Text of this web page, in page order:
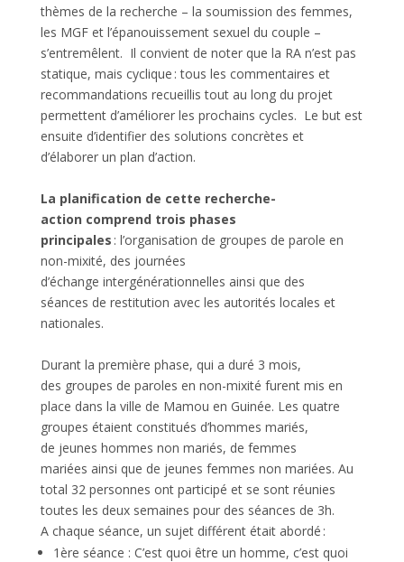
thèmes de la recherche – la soumission des femmes,
les MGF et l’épanouissement sexuel du couple –
s’entremêlent. Il convient de noter que la RA n’est pas
statique, mais cyclique : tous les commentaires et
recommandations recueillis tout au long du projet
permettent d’améliorer les prochains cycles. Le but est
ensuite d’identifier des solutions concrètes et
d’élaborer un plan d’action.
La planification de cette recherche-
action comprend trois phases
principales : l’organisation de groupes de parole en
non-mixité, des journées
d’échange intergénérationnelles ainsi que des
séances de restitution avec les autorités locales et
nationales.
Durant la première phase, qui a duré 3 mois,
des groupes de paroles en non-mixité furent mis en
place dans la ville de Mamou en Guinée. Les quatre
groupes étaient constitués d’hommes mariés,
de jeunes hommes non mariés, de femmes
mariées ainsi que de jeunes femmes non mariées. Au
total 32 personnes ont participé et se sont réunies
toutes les deux semaines pour des séances de 3h.
A chaque séance, un sujet différent était abordé :
1 ère séance : C’est quoi être un homme, c’est quoi